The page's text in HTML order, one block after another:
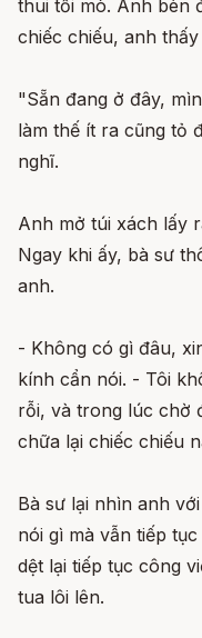
thui tối mò. Anh bèn
chiếc chiếu, anh
"Sẵn đang ở đây,
làm thế ít ra cũng tỏ
nghĩ.
Anh mở túi xách lấy
Ngay khi ấy, bà sư
anh.
- Không có gì đâu,
kính cẩn nói. - Tôi
rỗi, và trong lúc chờ
chữa lại chiếc chiếu
Bà sư lại nhìn anh
nói gì mà vẫn tiếp
dệt lại tiếp tục công
tua lôi lên.